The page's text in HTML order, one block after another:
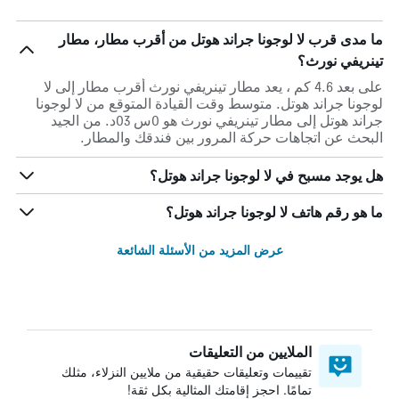
ما مدى قرب لا لوجونا جراند هوتل من أقرب مطار، مطار
تينريفي نورث؟
على بعد 4.6 كم ، يعد مطار تينريفي نورث أقرب مطار إلى لا
لوجونا جراند هوتل. متوسط وقت القيادة المتوقع من لا لوجونا
جراند هوتل إلى مطار تينريفي نورث هو 0س 03د. من الجيد
البحث عن اتجاهات حركة المرور بين فندقك والمطار.
هل يوجد مسبح في لا لوجونا جراند هوتل؟
ما هو رقم هاتف لا لوجونا جراند هوتل؟
عرض المزيد من الأسئلة الشائعة
الملايين من التعليقات
تقييمات وتعليقات حقيقية من ملايين النزلاء، مثلك
تمامًا. احجز إقامتك المثالية بكل ثقة!